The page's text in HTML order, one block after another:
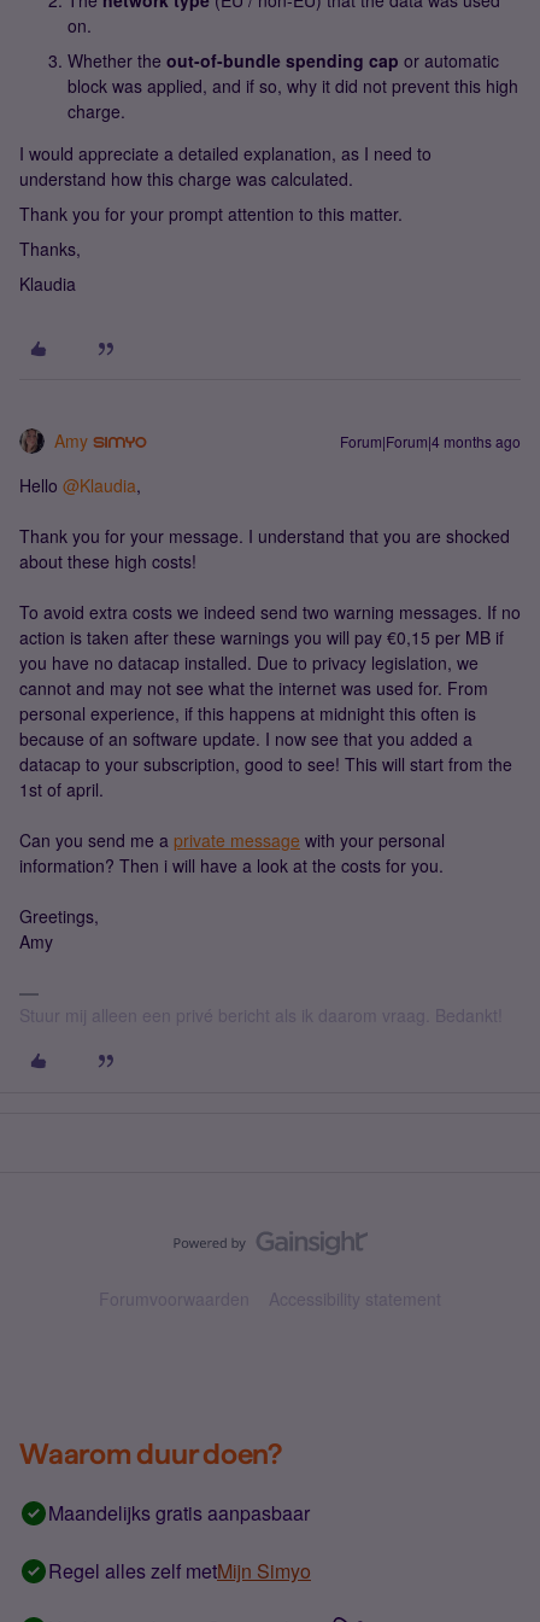
on.
Whether the out-of-bundle spending cap or automatic
block was applied, and if so, why it did not prevent this high
charge.
I would appreciate a detailed explanation, as I need to
understand how this charge was calculated.
Thank you for your prompt attention to this matter.
Thanks,
Klaudia
Amy Forum|Forum|4 months ago
Hello ​ @Klaudia,
Thank you for your message. I understand that you are shocked
about these high costs!
To avoid extra costs we indeed send two warning messages. If no
action is taken after these warnings you will pay €0,15 per MB if
you have no datacap installed. Due to privacy legislation, we
cannot and may not see what the internet was used for. From
personal experience, if this happens at midnight this often is
because of an software update. I now see that you added a
datacap to your subscription, good to see! This will start from the
1st of april.
Can you send me a private message with your personal
information? Then i will have a look at the costs for you.
Greetings,
Amy
Stuur mij alleen een privé bericht als ik daarom vraag. Bedankt!
Forumvoorwaarden Accessibility statement
Waarom duur doen?
Maandelijks gratis aanpasbaar
Regel alles zelf metMijn Simyo